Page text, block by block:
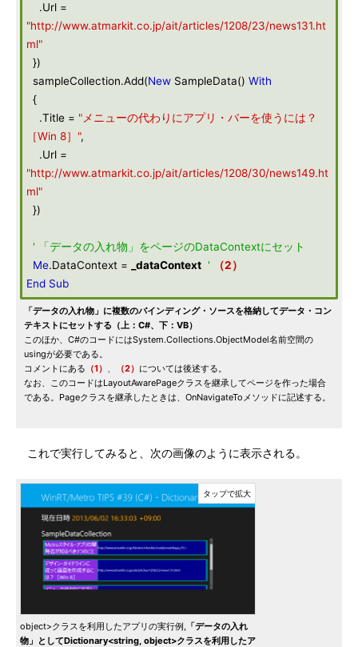
.Url =
"http://www.atmarkit.co.jp/ait/articles/1208/23/news131.ht
ml"
})
sampleCollection.Add(New SampleData() With
{
.Title = "メニューの代わりにアプリ・バーを使うには？
［Win 8］",
.Url =
"http://www.atmarkit.co.jp/ait/articles/1208/30/news149.ht
ml"
})
' 「データの入れ物」をページのDataContextにセット
Me.DataContext = _dataContext '
（2）
End Sub
「データの入れ物」に複数のバインディング・ソースを格納してデータ・コン
テキストにセットする（上：C#、下：VB）
このほか、C#のコードにはSystem.Collections.ObjectModel名前空間の
usingが必要である。
コメントにある （1） 、 （2） については後述する。
なお、このコードはLayoutAwarePageクラスを継承してページを作った場合
である。Pageクラスを継承したときは、OnNavigateToメソッドに記述する。
これで実行してみると、次の画像のように表示される。
object>クラスを利用したアプリの実行例, 「データの入れ
物」としてDictionary<string, object>クラスを利用したア